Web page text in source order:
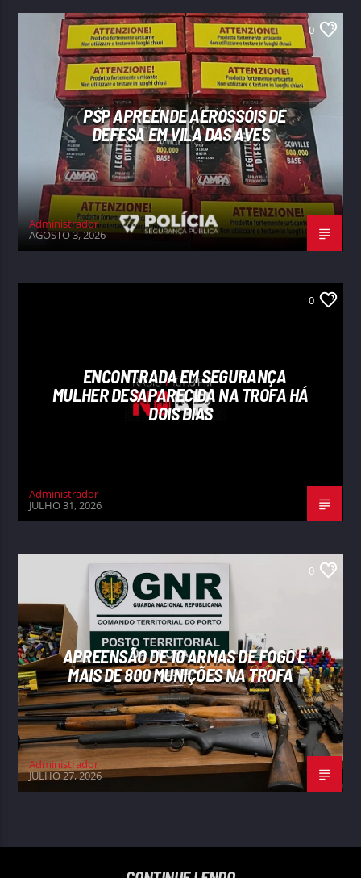
0
PSP APREENDE AEROSSÓIS DE
DEFESA EM VILA DAS AVES
Administrador
AGOSTO 3, 2026
0
ENCONTRADA EM SEGURANÇA
MULHER DESAPARECIDA NA TROFA HÁ
DOIS DIAS
Administrador
JULHO 31, 2026
0
APREENSÃO DE 10 ARMAS DE FOGO E
MAIS DE 800 MUNIÇÕES NA TROFA
Administrador
JULHO 27, 2026